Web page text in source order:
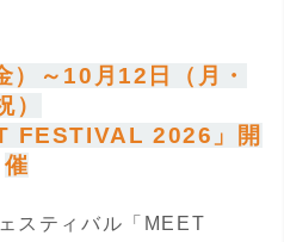
～10月12日（月・
）
FESTIVAL 2026」開
催
スティバル「MEET